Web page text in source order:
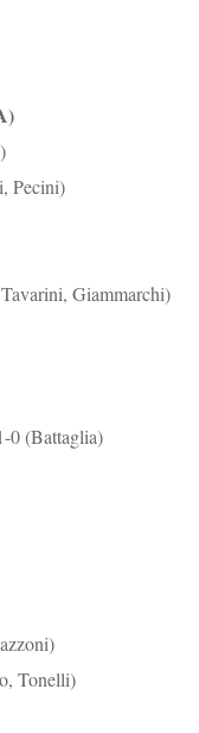
Pecini)
Giammarchi)
0 (Battaglia)
Tonelli)